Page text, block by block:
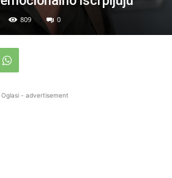
809 0
Oglasi - advertisement